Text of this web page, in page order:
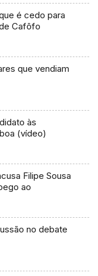
é cedo para
Cafôfo
que vendiam
às
(vídeo)
Filipe Sousa
ao
no debate